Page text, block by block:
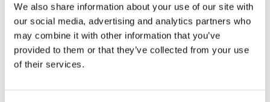
We also share information about your use of our site with
our social media, advertising and analytics partners who
may combine it with other information that you’ve
provided to them or that they’ve collected from your use
of their services.
campos obligatorios están marcados con*